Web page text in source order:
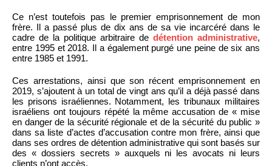
Ce n’est toutefois pas le premier emprisonnement de mon
frère. Il a passé plus de dix ans de sa vie incarcéré dans le
cadre de la politique arbitraire de détention administrative,
entre 1995 et 2018. Il a également purgé une peine de six ans
entre 1985 et 1991.
Ces arrestations, ainsi que son récent emprisonnement en
2019, s’ajoutent à un total de vingt ans qu’il a déjà passé dans
les prisons israéliennes. Notamment, les tribunaux militaires
israéliens ont toujours répété la même accusation de « mise
en danger de la sécurité régionale et de la sécurité du public »
dans sa liste d’actes d’accusation contre mon frère, ainsi que
dans ses ordres de détention administrative qui sont basés sur
des « dossiers secrets » auxquels ni les avocats ni leurs
clients n’ont accès.